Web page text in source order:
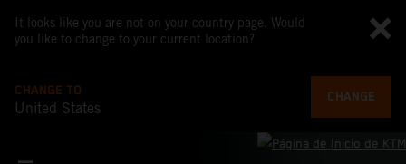
It looks like you are not on your country page. Would
you like to change to your current location?
CHANGE TO
United States
CHANGE